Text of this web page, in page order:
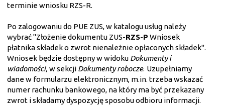
terminie wniosku RZS-R.
Po zalogowaniu do PUE ZUS, w katalogu usług należy
wybrać "Złożenie dokumentu ZUS-RZS-P Wniosek
płatnika składek o zwrot nienależnie opłaconych składek".
Wniosek będzie dostępny w widoku Dokumenty i
wiadomości, w sekcji Dokumenty robocze. Uzupełniamy
dane w formularzu elektronicznym, m.in. trzeba wskazać
numer rachunku bankowego, na który ma być przekazany
zwrot i składamy dyspozycję sposobu odbioru informacji.